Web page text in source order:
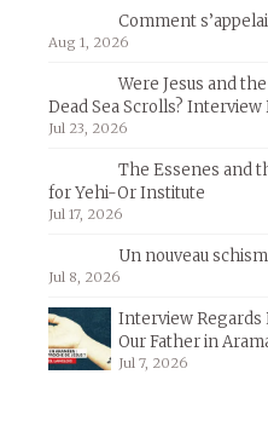
Comment
Aug 1, 2026
Were Jesus and
Dead Sea Scrolls? Interview
Jul 23, 2026
The Essenes and
for Yehi-Or Institute
Jul 17, 2026
Un nouveau
Jul 8, 2026
Interview Regards
Our Father in
Jul 7, 2026